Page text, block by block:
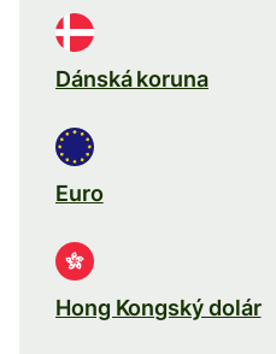
Dánská koruna
Euro
Hong Kongský dolár